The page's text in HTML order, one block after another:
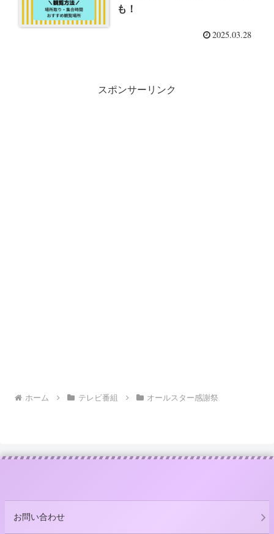
も！
2025.03.28
スポンサーリンク
ホーム テレビ番組 オールスター感謝祭
お問い合わせ